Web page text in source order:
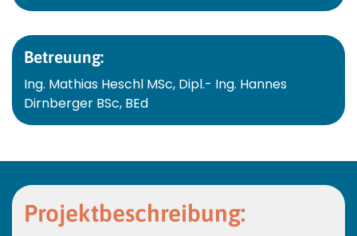
Betreuung:
Ing. Mathias Heschl MSc, Dipl.- Ing. Hannes
Dirnberger BSc, BEd
Projektbeschreibung: